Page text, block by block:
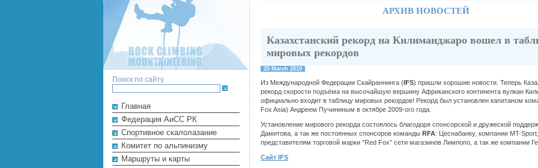
Поиск по сайту
Главная
Федерация АиСС РК
Cпортивное скалолазание
Комитет по альпинизму
Маршруты и карты
АРХИВ НОВОСТЕЙ
Казахстанский рекорд на Килиманджаро вошел в
мировых рекордов
25 March 2010
Из Международной Федерации Скайраннинга (IFS) пришли хорошие новости. Теперь
рекорд скорости подъёма на высочайшую вершину Африканского континента вулкан
официально входит в таблицу мировых рекордов! Рекорд был установлен капитаном
Fox Asia) Андреем Пучининым в октябре 2009-ого года.
Установление мирового рекорда состоялось благодоря спонсорской и дружеской
Дамитова, а так же постоянных спонсоров команды RFA: Цеснабанку, компании MT-
представителям торговой марки “Red Fox” сети магазинов Лимпопо, а так же компании
Сайт IFS